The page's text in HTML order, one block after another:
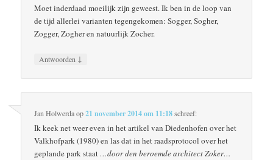
Moet inderdaad moeilijk zijn geweest. Ik ben in de loop van
de tijd allerlei varianten tegengekomen: Sogger, Sogher,
Zogger, Zogher en natuurlijk Zocher.
Antwoorden ↓
Jan Holwerdaop21 november 2014 om 11:18schreef:
Ik keek net weer even in het artikel van Diedenhofen over het
Valkhofpark (1980) en las dat in het raadsprotocol over het
geplande park staat…door den beroemde architect Zoker…